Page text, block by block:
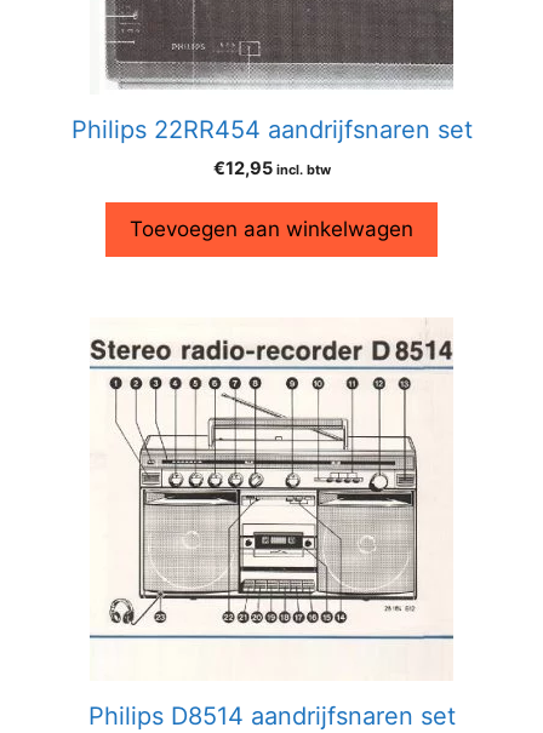
Philips 22RR454 aandrijfsnaren set
€12,95 incl. btw
Toevoegen aan winkelwagen
Philips D8514 aandrijfsnaren set